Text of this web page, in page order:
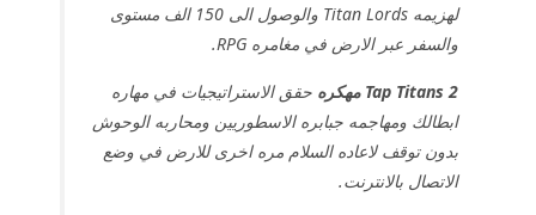
لهزيمه Titan Lords والوصول الى 150 الف مستوى
والسفر عبر الارض في مغامره RPG.
Tap Titans 2 مهكره
حقق الاستراتيجيات في مهاره
ابطالك ومهاجمه جبابره الاسطوريين ومحاربه الوحوش
بدون توقف لاعاده السلام مره اخرى للارض في وضع
الاتصال بالانترنت.